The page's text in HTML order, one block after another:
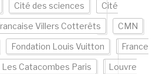
Cité des sciences Cité
Villers Cotterêts CMN
Fondation Louis Vuitton France
Les Catacombes Paris Louvre